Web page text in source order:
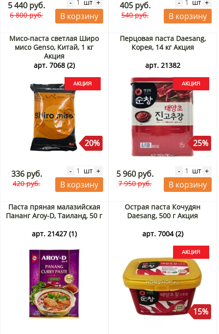
5 440 руб.
6 800 руб.
- шт +
В корзину
405 руб.
540 руб.
- шт +
В корзину
Мисо-паста светлая Широ
мисо Genso, Китай, 1 кг
Акция
арт. 7068 (2)
20%
336 руб.
420 руб.
- шт +
В корзину
Перцовая паста Daesang,
Корея, 14 кг Акция
арт. 21382
25%
5 960 руб.
7 950 руб.
- шт +
В корзину
Паста пряная малазийская
Пананг Aroy-D, Таиланд, 50 г
арт. 21427 (1)
Острая паста Кочудян
Daesang, 500 г Акция
арт. 7004 (2)
15%